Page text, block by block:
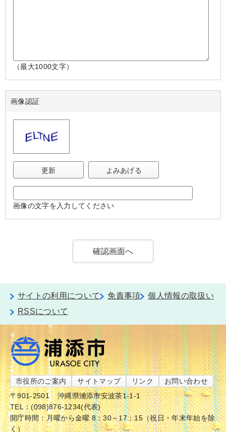
（最大1000文字）
画像認証
更新 よみあげる
画像の文字を入力してください
サイトの利用について 免責事項
個人情報の取扱い
RSSについて
市役所のご案内 サイトマップ リンク
お問い合わせ
〒901-2501
沖縄県浦添市安波茶1-1-1
TEL：(098)876-1234(代表)
開庁時間：月曜から金曜 8：30～17：15（祝日・年末年始を除
く）